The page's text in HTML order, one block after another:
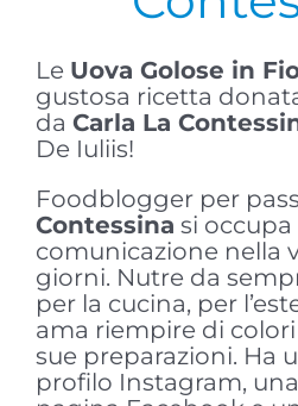
Le Uova Golose in
gustosa ricetta
da Carla La
De Iuliis!
Foodblogger per
Contessina si occupa
comunicazione nella
giorni. Nutre da
per la cucina, per
ama riempire di colori
sue preparazioni. Ha
profilo Instagram, una